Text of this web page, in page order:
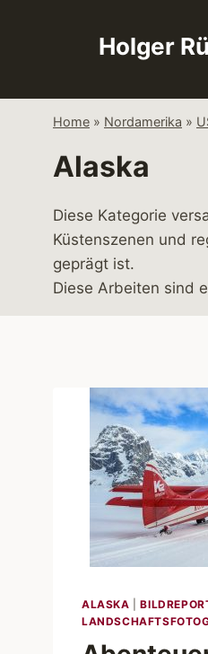
Holger
Home » Nordamerika »
Alaska
Diese Kategorie
Küstenszenen und
geprägt ist.
Diese Arbeiten sind
ALASKA |